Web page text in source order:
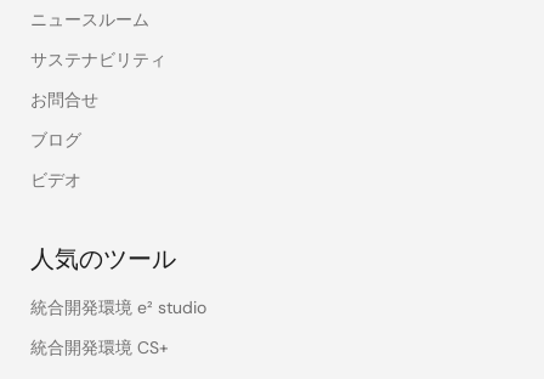
ニュースルーム
サステナビリティ
お問合せ
ブログ
ビデオ
人気のツール
統合開発環境 e² studio
統合開発環境 CS+